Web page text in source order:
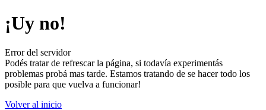
¡Uy no!
Error del servidor
Podés tratar de refrescar la página, si todavía experimentás
problemas probá mas tarde. Estamos tratando de se hacer todo los
posible para que vuelva a funcionar!
Volver al inicio